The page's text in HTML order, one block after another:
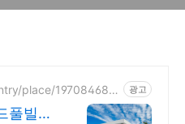
place/197084688
광고
풀빌라